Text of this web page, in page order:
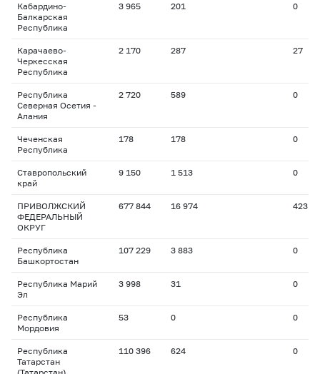
Кабардино-
Балкарская
Республика
3 965 201 0
Карачаево-
Черкесская
Республика
2 170 287 27
Республика
Северная Осетия -
Алания
2 720 589 0
Чеченская
Республика
178 178 0
Ставропольский
край
9 150 1 513 0
ПРИВОЛЖСКИЙ
ФЕДЕРАЛЬНЫЙ
ОКРУГ
677 844 16 974 423
Республика
Башкортостан
107 229 3 883 0
Республика Марий
Эл
3 998 31 0
Республика
Мордовия
53 0 0
Республика
Татарстан
110 396 624 0